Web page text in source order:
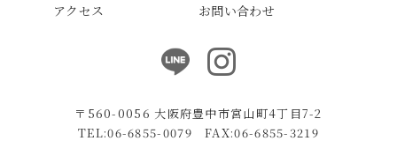
アクセス
お問い合わせ
〒560-0056 大阪府豊中市宮山町4丁目7-2
TEL:06-6855-0079 FAX:06-6855-3219